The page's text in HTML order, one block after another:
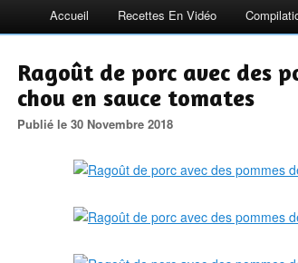
Accueil Recettes En Vidéo
Ragoût de porc avec des
chou en sauce tomates
Publié le 30 Novembre 2018